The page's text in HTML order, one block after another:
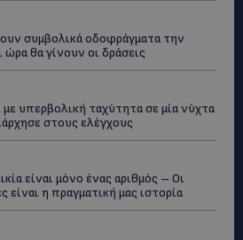
συμβολικά οδοφράγματα την
θα γίνουν οι δράσεις
υπερβολική ταχύτητα σε μία νύχτα
στους ελέγχους
είναι μόνο ένας αριθμός – Οι
είναι η πραγματική μας ιστορία